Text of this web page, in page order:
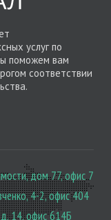
услуг по
поможем вам
соответствии
дом 77, офис 7
4-2, офис 404
д. 14, офис 614Б